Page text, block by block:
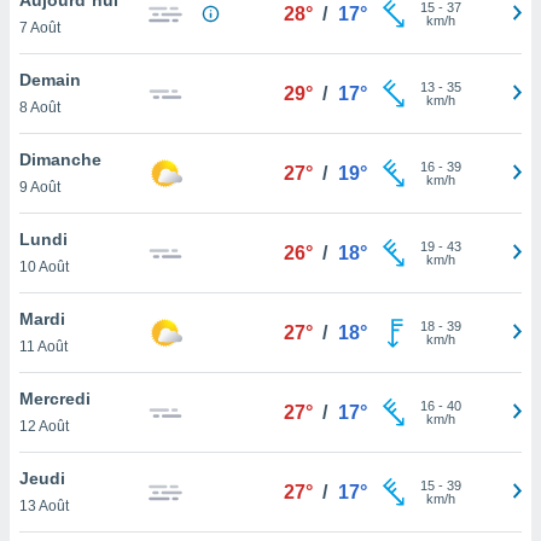
et
»,
au
vous
qu'ils
ou
le
ainsi
un
la
du
7 Août
28° / 17° 15- 37
km/h
Demain
8 Août
29° / 17° 13- 35
km/h
Dimanche
9 Août
27° / 19° 16- 39
km/h
Lundi
10 Août
26° / 18° 19- 43
km/h
Mardi
11 Août
27° / 18° 18- 39
km/h
Mercredi
12 Août
27° / 17° 16- 40
km/h
Jeudi
13 Août
27° / 17° 15- 39
km/h